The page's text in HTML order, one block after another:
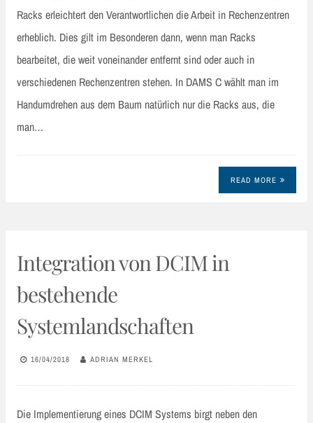
Racks erleichtert den Verantwortlichen die Arbeit in Rechenzentren
erheblich. Dies gilt im Besonderen dann, wenn man Racks
bearbeitet, die weit voneinander entfernt sind oder auch in
verschiedenen Rechenzentren stehen. In DAMS C wählt man im
Handumdrehen aus dem Baum natürlich nur die Racks aus, die
man…
READ MORE
Integration von DCIM in
bestehende
Systemlandschaften
16/04/2018 ADRIAN MERKEL
Die Implementierung eines DCIM Systems birgt neben den